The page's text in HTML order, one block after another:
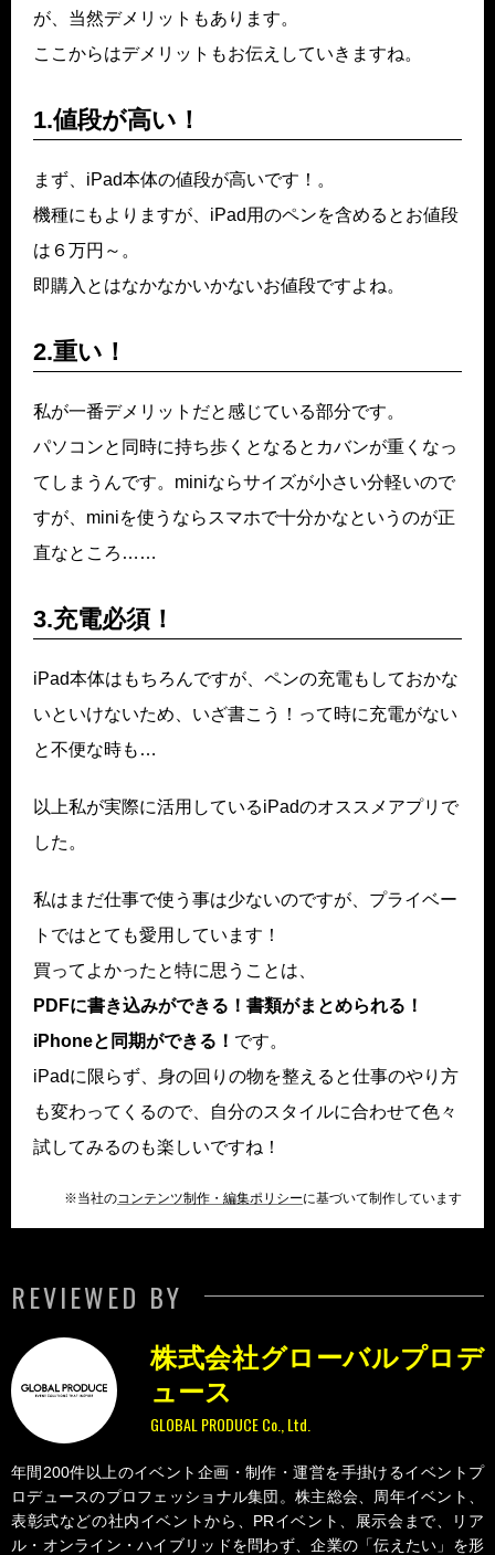
が、当然デメリットもあります。
ここからはデメリットもお伝えしていきますね。
1.値段が高い！
まず、iPad本体の値段が高いです！。
機種にもよりますが、iPad用のペンを含めるとお値段
は６万円～。
即購入とはなかなかいかないお値段ですよね。
2.重い！
私が一番デメリットだと感じている部分です。
パソコンと同時に持ち歩くとなるとカバンが重くなっ
てしまうんです。miniならサイズが小さい分軽いので
すが、miniを使うならスマホで十分かなというのが正
直なところ……
3.充電必須！
iPad本体はもちろんですが、ペンの充電もしておかな
いといけないため、いざ書こう！って時に充電がない
と不便な時も…
以上私が実際に活用しているiPadのオススメアプリで
した。
私はまだ仕事で使う事は少ないのですが、プライベー
トではとても愛用しています！
買ってよかったと特に思うことは、
PDFに書き込みができる！書類がまとめられる！
iPhoneと同期ができる！ です。
iPadに限らず、身の回りの物を整えると仕事のやり方
も変わってくるので、自分のスタイルに合わせて色々
試してみるのも楽しいですね！
※当社のコンテンツ制作・編集ポリシーに基づいて制作しています
REVIEWED BY
GLOBAL PRODUCE Co., Ltd.
株式会社グローバルプロデ
ュース
年間200件以上のイベント企画・制作・運営を手掛けるイベントプ
ロデュースのプロフェッショナル集団。株主総会、周年イベント、
表彰式などの社内イベントから、PRイベント、展示会まで、リア
ル・オンライン・ハイブリッドを問わず、企業の「伝えたい」を形